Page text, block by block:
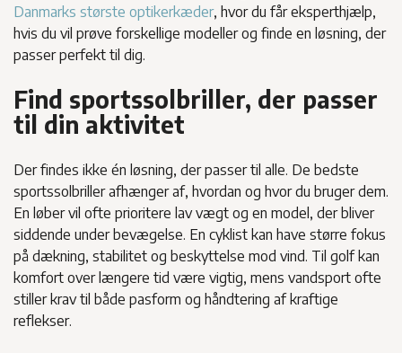
Danmarks største optikerkæder, hvor du får eksperthjælp,
hvis du vil prøve forskellige modeller og finde en løsning, der
passer perfekt til dig.
Find sportssolbriller, der passer
til din aktivitet
Der findes ikke én løsning, der passer til alle. De bedste
sportssolbriller afhænger af, hvordan og hvor du bruger dem.
En løber vil ofte prioritere lav vægt og en model, der bliver
siddende under bevægelse. En cyklist kan have større fokus
på dækning, stabilitet og beskyttelse mod vind. Til golf kan
komfort over længere tid være vigtig, mens vandsport ofte
stiller krav til både pasform og håndtering af kraftige
reflekser.